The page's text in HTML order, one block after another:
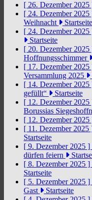
[ 26. Dezember 2025
[ 24. Dezember 2025
Weihnacht
Startseite
[ 24. Dezember 2025
Startseite
[ 20. Dezember 2025
Hoffnungsschimmer
[ 17. Dezember 2025
Versammlung 2025
[ 14. Dezember 2025
gefüllt“
Startseite
[ 12. Dezember 2025
Borussias
[ 12. Dezember 2025
[ 11. Dezember 2025
Startseite
[ 9. Dezember 2025 ]
dürfen feiern
[ 8. Dezember 2025 ]
Startseite
[ 5. Dezember 2025 ]
Gast
Startseite